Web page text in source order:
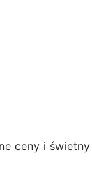
ceny i